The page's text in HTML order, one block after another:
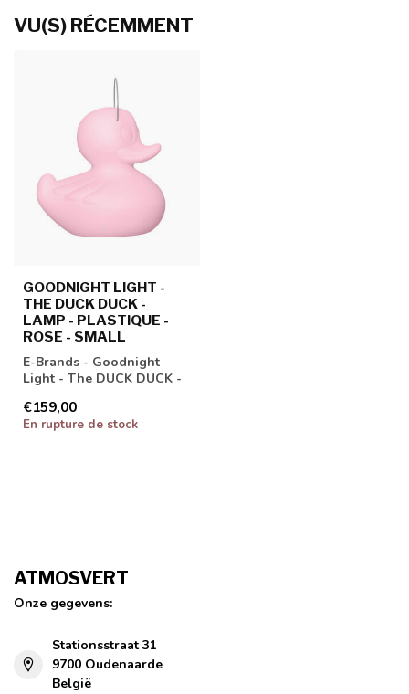
VU(S) RÉCEMMENT
GOODNIGHT LIGHT -
THE DUCK DUCK -
LAMP - PLASTIQUE -
ROSE - SMALL
E-Brands - Goodnight
Light - The DUCK DUCK -
Small
€159,00
En rupture de stock
ATMOSVERT
Onze gegevens:
Stationsstraat 31
9700 Oudenaarde
België